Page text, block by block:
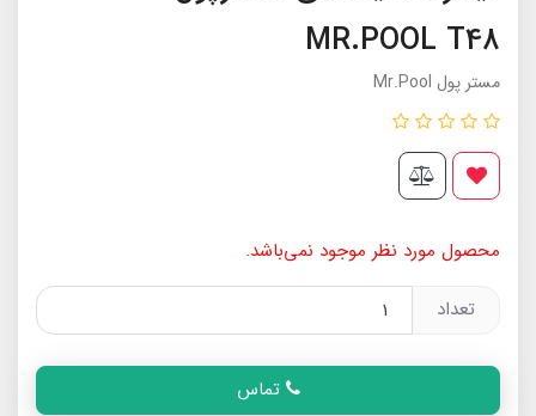
MR.POOL T48
مستر پول Mr.Pool
محصول مورد نظر موجود نمی‌باشد.
تعداد
تماس